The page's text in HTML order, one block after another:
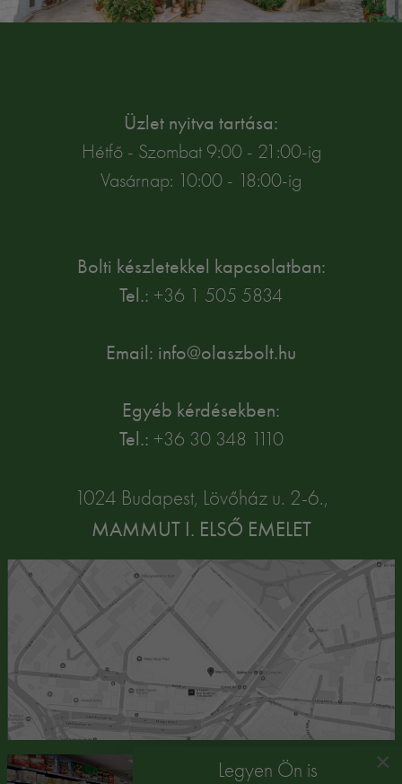
Üzlet nyitva tartása:
Hétfő - Szombat 9:00 - 21:00-ig
Vasárnap: 10:00 - 18:00-ig
Bolti készletekkel kapcsolatban:
Tel.: +36 1 505 5834
Email: info@olaszbolt.hu
Egyéb kérdésekben:
Tel.: +36 30 348 1110
1024 Budapest, Lövőház u. 2-6.,
MAMMUT I. ELSŐ EMELET
×
Legyen Ön is